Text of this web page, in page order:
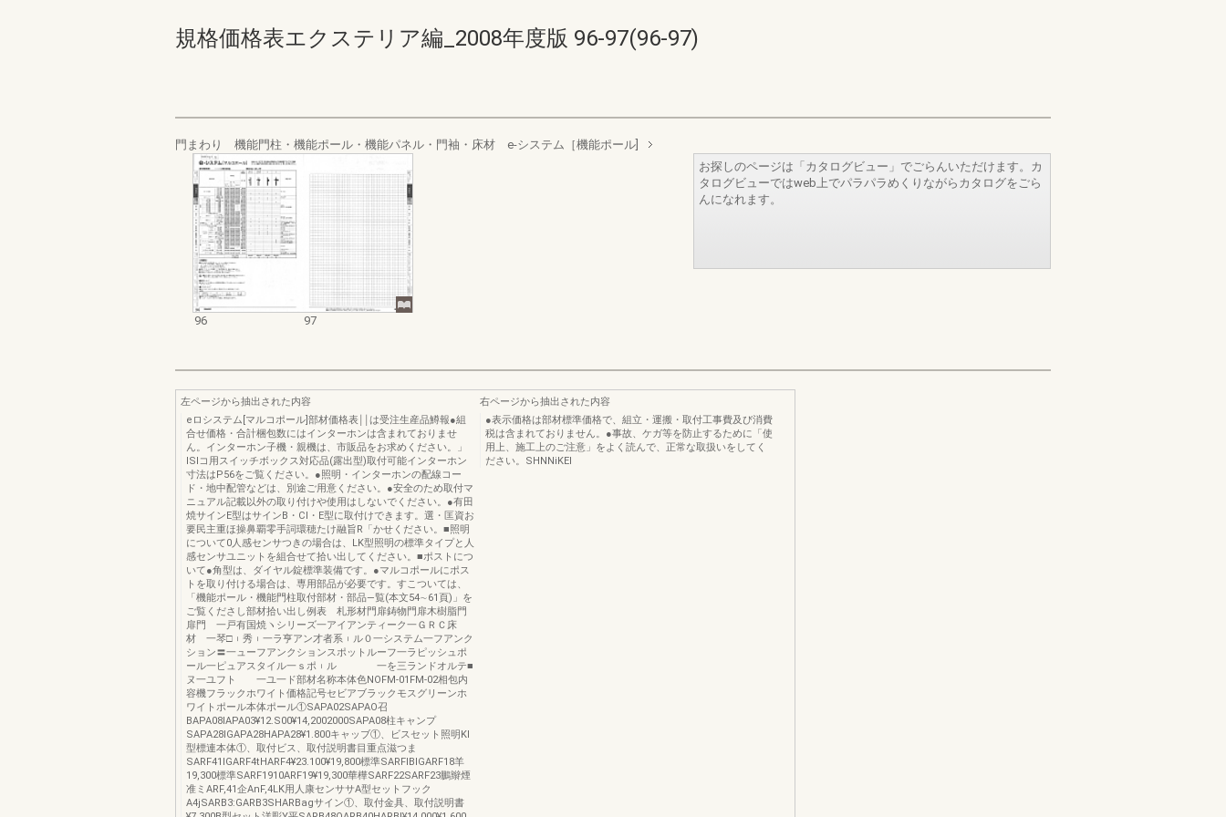
規格価格表エクステリア編_2008年度版 96-97(96-97)
門まわり 機能門柱・機能ポール・機能パネル・門袖・床材 e-システム［機能ポール]
96 97
お探しのページは「カタログビュー」でごらんいただけます。カ
タログビューではweb上でパラパラめくりながらカタログをごら
んになれます。
左ページから抽出された内容
eロシステム[マルコポール]部材価格表￨￨は受注生産品鱒報●組
合せ価格・合計梱包数にはインターホンは含まれておりませ
ん。インターホン子機・親機は、市販品をお求めください。」
lSlコ用スイッチボックス対応品(露出型)取付可能インターホン
寸法はP56をご覧ください。●照明・インターホンの配線コー
ド・地中配管などは、別途ご用意ください。●安全のため取付マ
ニュアル記載以外の取り付けや使用はしないでください。●有田
焼サインE型はサインB・CI・E型に取付けできます。選・匡資お
要民主重ほ操鼻覇零手詞環穂たけ融旨R「かせください。■照明
について0人感センサつきの場合は、LK型照明の標準タイプと人
感センサユニットを組合せて拾い出してください。■ポストにつ
いて●角型は、ダイヤル錠標準装備です。●マルコポールにポス
トを取り付ける場合は、専用部品が必要です。すこついては、
「機能ポール・機能門柱取付部材・部品―覧(本文54∼61頁)」を
ご覧くださし部材拾い出し例表 札形材門扉鋳物門扉木樹脂門
扉門 一戸有国焼ヽシリーズ一アイアンティーク一ＧＲＣ床
材 一琴□︲秀︲一ラ亨アン才者系︲ル０一システム一フアンク
ション〓一ューフアンクションスポットルーフ一ラピッシュポ
ール一ピュアスタイル一ｓポ︲ル 一を三ランドオルテ■
ヌ一ユフト 一ユ一ド部材名称本体色NOFM-01FM-02相包内
容機フラックホワイト価格記号セビアブラックモスグリーンホ
ワイトポール本体ポール①SAPA02SAPAO召
BAPA08lAPA03¥12.S00¥14,2002000SAPA08柱キャンプ
SAPA28IGAPA28HAPA28¥1.800キャッブ①、ビスセット照明Kl
型標連本体①、取付ビス、取付説明書目重点滋つま
SARF41IGARF4tHARF4¥23.100¥19,800標準SARFIBIGARF18羊
19,300標準SARF1910ARF19¥19,300華樺SARF22SARF23鵬辮煙
准ミARF,41企AnF,4LK用人康センササA型セットフック
A4jSARB3:GARB3SHARBagサイン①、取付金具、取付説明書
右ページから抽出された内容
●表示価格は部材標準価格で、組立・運搬・取付工事費及び消費
税は含まれておりません。●事故、ケガ等を防止するために「使
用上、施工上のご注意」をよく読んで、正常な取扱いをしてく
ださい。SHNNiKEl